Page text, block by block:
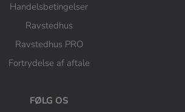
Handelsbetingelser
Ravstedhus
Ravstedhus PRO
Fortrydelse af aftale
FØLG OS